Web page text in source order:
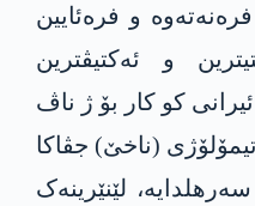
و فرەئایین
و ئەکتیڤترین
کو کار بۆ ژ ناڤ
(ناخێ) جڤاکا
لێنێرینەک